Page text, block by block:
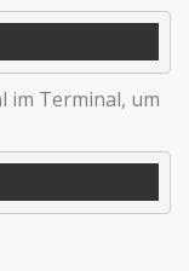
im Terminal, um